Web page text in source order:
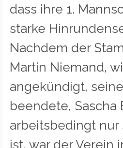
dass ihre 1.
starke
Nachdem der
Martin Niemand,
angekündigt,
beendete, Sascha
arbeitsbedingt nur
ist, war der Verein